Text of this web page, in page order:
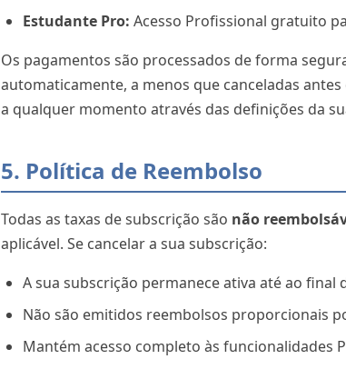
Estudante Pro: Acesso Profissional gratuito
Os pagamentos são processados de forma
automaticamente, a menos que canceladas
a qualquer momento através das definições da
5. Política de Reembolso
Todas as taxas de subscrição são não
aplicável. Se cancelar a sua subscrição:
A sua subscrição permanece ativa até ao
Não são emitidos reembolsos proporcionais
Mantém acesso completo às funcionalidades